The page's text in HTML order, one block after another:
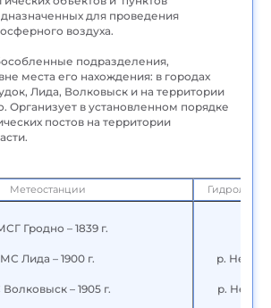
для проведения
воздуха.
подразделения,
места его нахождения: в городах
Лида, Волковыск и на территории
Организует в установленном порядке
постов на территории
Метеостанции
Гродно – 1839 г.
МС Лида – 1900 г.
– 1905 г.
р. Неман
р.